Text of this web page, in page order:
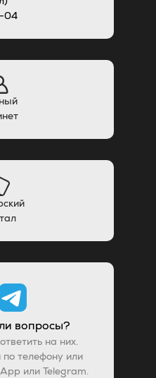
04
вопросы?
на них.
телефону или
или Telegram.